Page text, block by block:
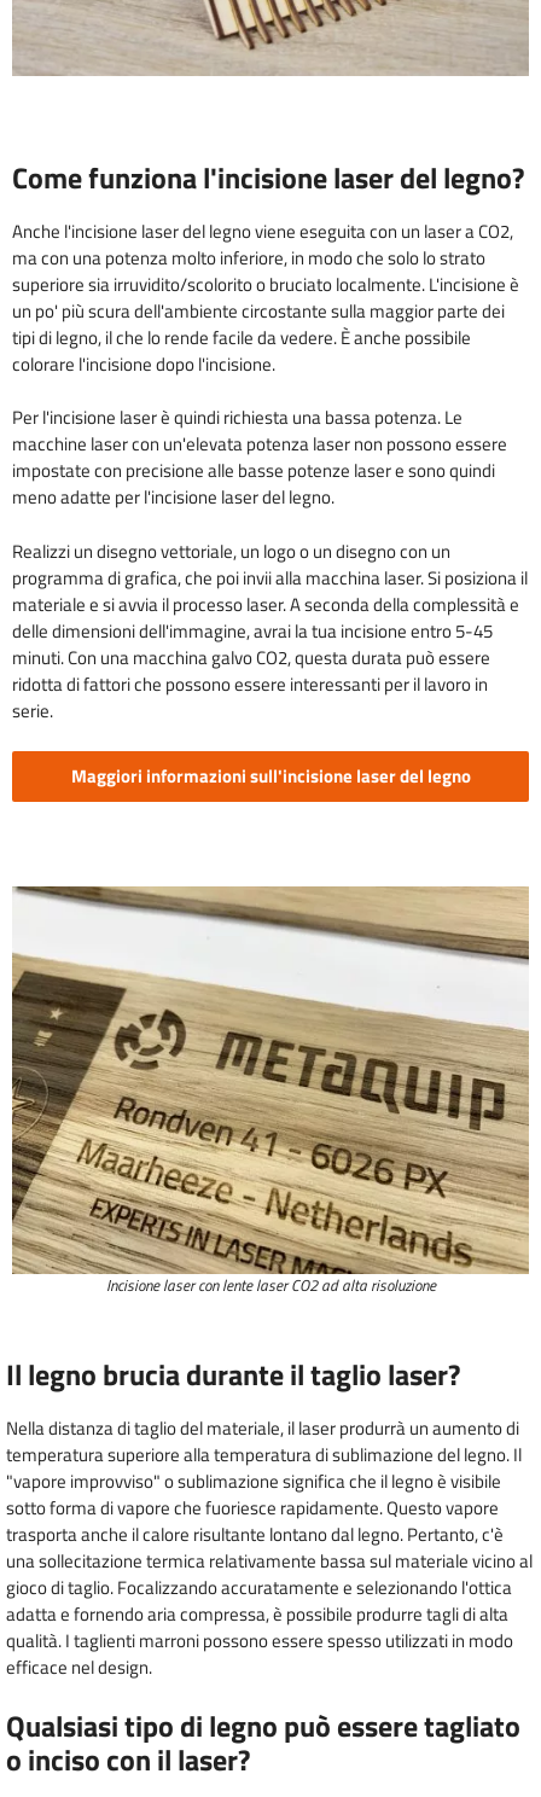
Come funziona l'incisione laser del legno?
Anche l'incisione laser del legno viene eseguita con un laser a CO2,
ma con una potenza molto inferiore, in modo che solo lo strato
superiore sia irruvidito/scolorito o bruciato localmente. L'incisione è
un po' più scura dell'ambiente circostante sulla maggior parte dei
tipi di legno, il che lo rende facile da vedere. È anche possibile
colorare l'incisione dopo l'incisione.
Per l'incisione laser è quindi richiesta una bassa potenza. Le
macchine laser con un'elevata potenza laser non possono essere
impostate con precisione alle basse potenze laser e sono quindi
meno adatte per l'incisione laser del legno.
Realizzi un disegno vettoriale, un logo o un disegno con un
programma di grafica, che poi invii alla macchina laser. Si posiziona il
materiale e si avvia il processo laser. A seconda della complessità e
delle dimensioni dell'immagine, avrai la tua incisione entro 5-45
minuti. Con una macchina galvo CO2, questa durata può essere
ridotta di fattori che possono essere interessanti per il lavoro in
serie.
Maggiori informazioni sull'incisione laser del legno
Incisione laser con lente laser CO2 ad alta risoluzione
Il legno brucia durante il taglio laser?
Nella distanza di taglio del materiale, il laser produrrà un aumento di
temperatura superiore alla temperatura di sublimazione del legno. Il
"vapore improvviso" o sublimazione significa che il legno è visibile
sotto forma di vapore che fuoriesce rapidamente. Questo vapore
trasporta anche il calore risultante lontano dal legno. Pertanto, c'è
una sollecitazione termica relativamente bassa sul materiale vicino al
gioco di taglio. Focalizzando accuratamente e selezionando l'ottica
adatta e fornendo aria compressa, è possibile produrre tagli di alta
qualità. I taglienti marroni possono essere spesso utilizzati in modo
efficace nel design.
Qualsiasi tipo di legno può essere tagliato
o inciso con il laser?